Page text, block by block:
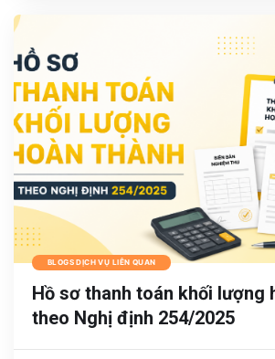
BLOGS DỊCH VỤ LIÊN QUAN
Hồ sơ thanh toán khối lượng
theo Nghị định 254/2025